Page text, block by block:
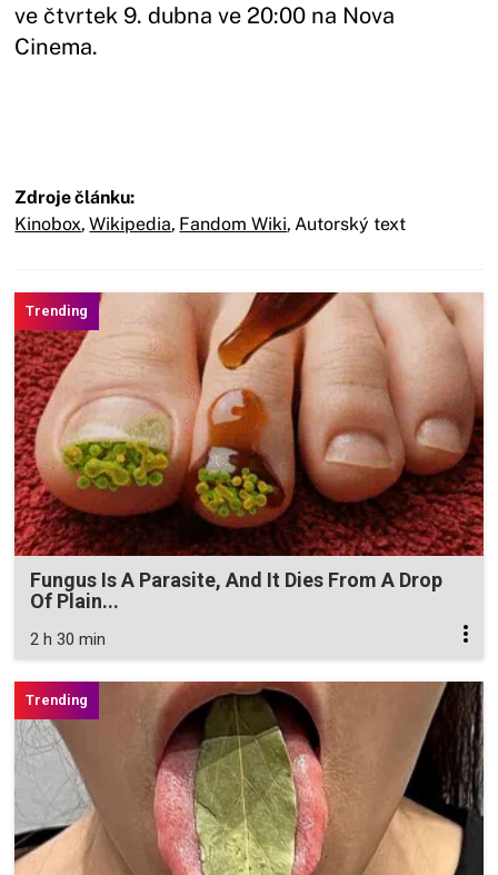
ve čtvrtek 9. dubna ve 20:00 na Nova
Cinema.
Zdroje článku:
Kinobox, Wikipedia, Fandom Wiki, Autorský text
Fungus Is A Parasite, And It Dies From A Drop
Of Plain...
2 h 30 min